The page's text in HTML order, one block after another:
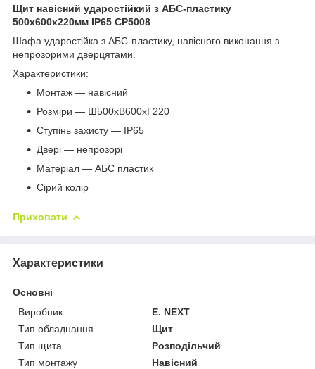
Щит навісний ударостійкий з АБС-пластику
500х600х220мм IP65 CP5008
Шафа ударостійка з АБС-пластику, навісного виконання з
непрозорими дверцятами.
Характеристики:
Монтаж — навісний
Розміри — Ш500хВ600хГ220
Ступінь захисту — IP65
Двері — непрозорі
Матеріал — АБС пластик
Сірий колір
Приховати
Характеристики
Основні
Виробник
E. NEXT
Тип обладнання
Щит
Тип щита
Розподільчий
Тип монтажу
Навісний